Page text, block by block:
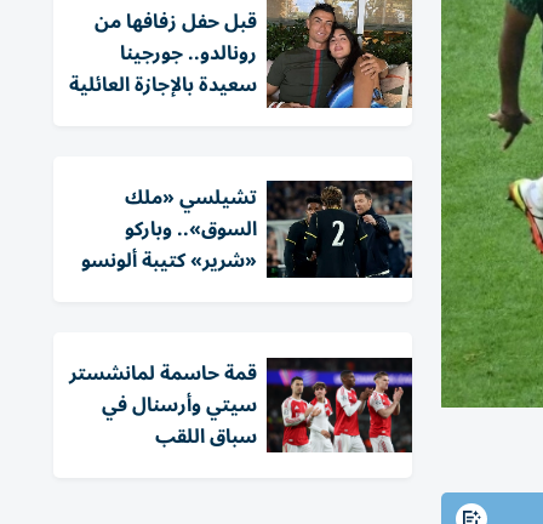
قبل حفل زفافها من
رونالدو.. جورجينا
سعيدة بالإجازة العائلية
تشيلسي «ملك
السوق».. وباركو
«شرير» كتيبة ألونسو
قمة حاسمة لمانشستر
سيتي وأرسنال في
سباق اللقب